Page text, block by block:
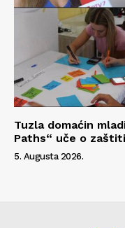
Tuzla domaćin
Paths“ uče o
5. Augusta 2026.